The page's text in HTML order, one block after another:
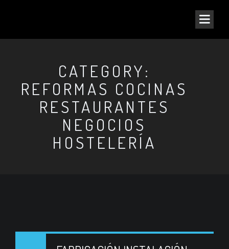
CATEGORY:
REFORMAS COCINAS
RESTAURANTES
NEGOCIOS
HOSTELERÍA